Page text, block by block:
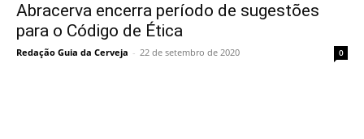
Abracerva encerra período de sugestões
para o Código de Ética
Redação Guia da Cerveja - 22 de setembro de 2020 0